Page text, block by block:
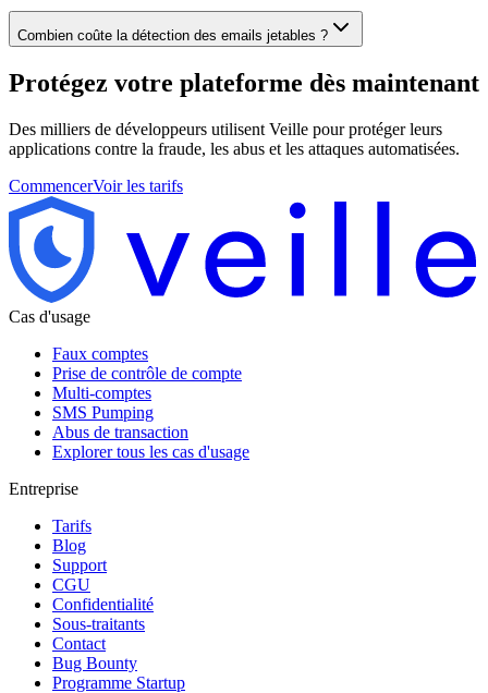
Combien coûte la détection des emails jetables ?
Protégez votre plateforme dès maintenant
Des milliers de développeurs utilisent Veille pour protéger leurs
applications contre la fraude, les abus et les attaques automatisées.
CommencerVoir les tarifs
Cas d'usage
Faux comptes
Prise de contrôle de compte
Multi-comptes
SMS Pumping
Abus de transaction
Explorer tous les cas d'usage
Entreprise
Tarifs
Blog
Support
CGU
Confidentialité
Sous-traitants
Contact
Bug Bounty
Programme Startup